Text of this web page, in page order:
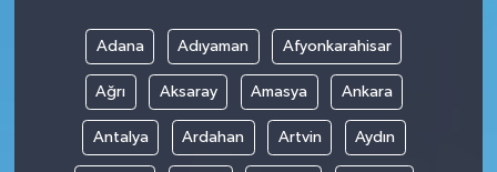
Adana Adıyaman Afyonkarahisar
Ağrı Aksaray Amasya Ankara
Antalya Ardahan Artvin Aydın